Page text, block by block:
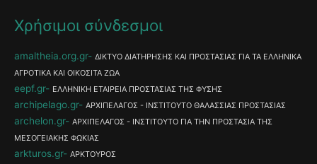
Χρήσιμοι σύνδεσμοι
amaltheia.org.gr
ΔΙΚΤΥΟ ΔΙΑΤΗΡΗΣΗΣ ΚΑΙ ΠΡΟΣΤΑΣΙΑΣ ΓΙΑ ΤΑ ΕΛΛΗΝΙΚΑ
ΑΓΡΟΤΙΚΑ ΚΑΙ ΟΙΚΟΣΙΤΑ ΖΩΑ
eepf.gr ΕΛΛΗΝΙΚΗ ΕΤΑΙΡΕΙΑ ΠΡΟΣΤΑΣΙΑΣ ΤΗΣ ΦΥΣΗΣ
archipelago.gr ΑΡΧΙΠΕΛΑΓΟΣ - ΙΝΣΤΙΤΟΥΤΟ ΘΑΛΑΣΣΙΑΣ ΠΡΟΣΤΑΣΙΑΣ
archelon.gr
ΑΡΧΙΠΕΛΑΓΟΣ - ΙΝΣΤΙΤΟΥΤΟ ΓΙΑ ΤΗΝ ΠΡΟΣΤΑΣΙΑ ΤΗΣ
ΜΕΣΟΓΕΙΑΚΗΣ ΦΩΚΙΑΣ
arkturos.gr ΑΡΚΤΟΥΡΟΣ